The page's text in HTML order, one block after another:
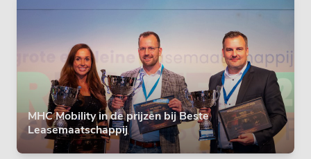
MHC Mobility in de prijzen bij Beste
Leasemaatschappij